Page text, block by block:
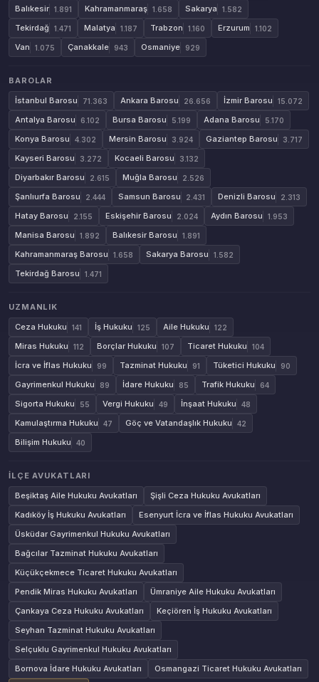
Balıkesir 1.891 Kahramanmaraş 1.658 Sakarya 1.582
Tekirdağ 1.471 Malatya 1.187 Trabzon 1.160 Erzurum 1.102
Van 1.075 Çanakkale 943 Osmaniye 929
BAROLAR
İstanbul Barosu
71.363 Ankara Barosu 26.656 İzmir Barosu 15.072
Antalya Barosu 6.102 Bursa Barosu 5.199 Adana Barosu 5.170
Konya Barosu 4.302 Mersin Barosu 3.924 Gaziantep Barosu 3.717
Kayseri Barosu 3.272 Kocaeli Barosu 3.132
Diyarbakır Barosu 2.615 Muğla Barosu 2.526
Şanlıurfa Barosu 2.444 Samsun Barosu 2.431 Denizli Barosu 2.313
Hatay Barosu 2.155 Eskişehir Barosu 2.024 Aydın Barosu 1.953
Manisa Barosu 1.892 Balıkesir Barosu 1.891
Kahramanmaraş Barosu 1.658 Sakarya Barosu 1.582
Tekirdağ Barosu 1.471
UZMANLIK
Ceza Hukuku
141 İş Hukuku 125 Aile Hukuku 122
Miras Hukuku 112 Borçlar Hukuku 107 Ticaret Hukuku 104
İcra ve İflas Hukuku 99 Tazminat Hukuku 91 Tüketici Hukuku 90
Gayrimenkul Hukuku 89 İdare Hukuku 85 Trafik Hukuku 64
Sigorta Hukuku 55 Vergi Hukuku 49 İnşaat Hukuku 48
Kamulaştırma Hukuku 47 Göç ve Vatandaşlık Hukuku 42
Bilişim Hukuku 40
İLÇE AVUKATLARI
Beşiktaş Aile Hukuku Avukatları
Şişli Ceza Hukuku Avukatları
Kadıköy İş Hukuku Avukatları
Esenyurt İcra ve İflas Hukuku Avukatları
Üsküdar Gayrimenkul Hukuku Avukatları
Bağcılar Tazminat Hukuku Avukatları
Küçükçekmece Ticaret Hukuku Avukatları
Pendik Miras Hukuku Avukatları
Ümraniye Aile Hukuku Avukatları
Çankaya Ceza Hukuku Avukatları
Keçiören İş Hukuku Avukatları
Seyhan Tazminat Hukuku Avukatları
Selçuklu Gayrimenkul Hukuku Avukatları
Bornova İdare Hukuku Avukatları
Osmangazi Ticaret Hukuku Avukatları